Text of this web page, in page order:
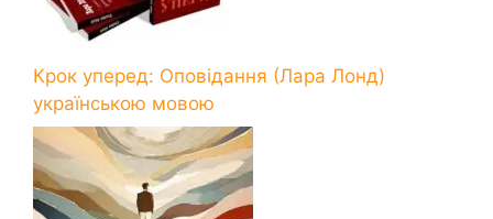
Крок уперед: Оповідання (Лара Лонд)
українською мовою